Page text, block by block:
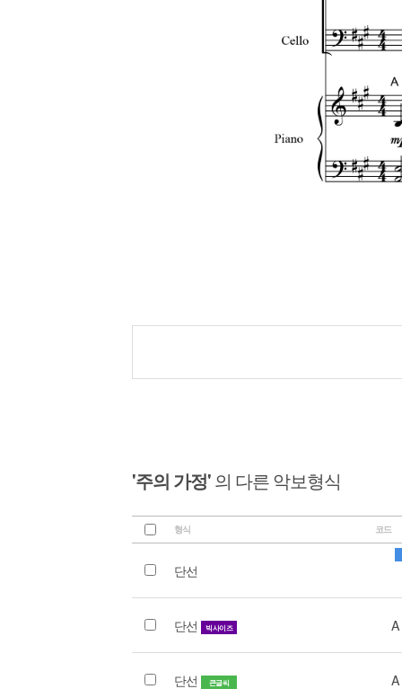
'주의 가정'의 다른 악보형식
형식 코드
단선
단선 빅사이즈
단선 큰글씨